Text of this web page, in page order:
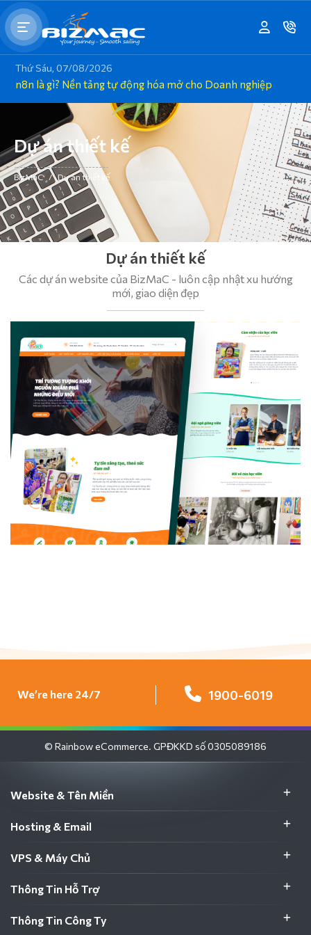
Thứ Sáu, 07/08/2026
n8n là gì? Nền tảng tự động hóa mở cho Doanh nghiệp
Dự án thiết kế
BizMaC / Dự án thiết kế
Dự án thiết kế
Các dự án website của BizMaC - luôn cập nhật xu hướng
mới, giao diện đẹp
We’re here 24/7 1900-6019
© Rainbow eCommerce. GPĐKKD số 0305089186
Website & Tên Miền
Hosting & Email
VPS & Máy Chủ
Thông Tin Hỗ Trợ
Thông Tin Công Ty